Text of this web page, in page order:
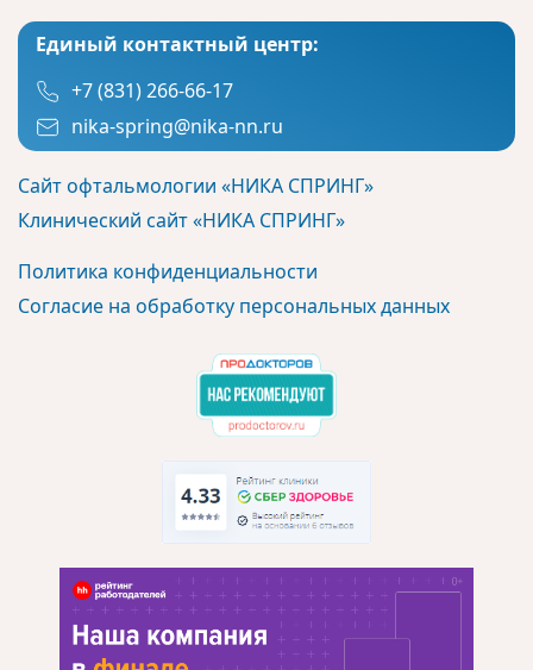
Единый контактный центр:
+7 (831) 266-66-17
nika-spring@nika-nn.ru
Сайт офтальмологии «НИКА СПРИНГ»
Клинический сайт «НИКА СПРИНГ»
Политика конфиденциальности
Согласие на обработку персональных данных